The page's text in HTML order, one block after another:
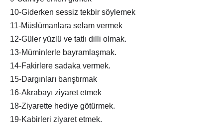
10-Giderken sessiz tekbir söylemek
11-Müslümanlara selam vermek
12-Güler yüzlü ve tatlı dilli olmak.
13-Müminlerle bayramlaşmak.
14-Fakirlere sadaka vermek.
15-Dargınları barıştırmak
16-Akrabayı ziyaret etmek
18-Ziyarette hediye götürmek.
19-Kabirleri ziyaret etmek.